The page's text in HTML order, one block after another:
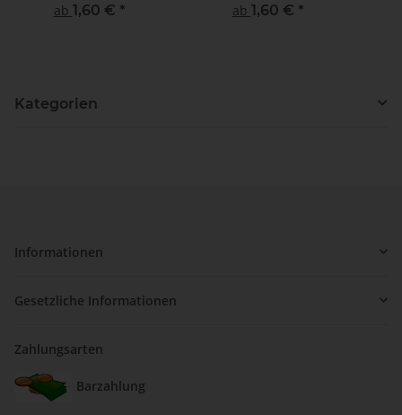
ab 1,60 € *
ab 1,60 € *
Kategorien
Informationen
Gesetzliche Informationen
Zahlungsarten
Barzahlung